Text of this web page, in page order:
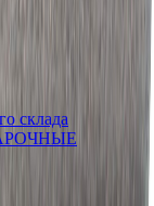
склада